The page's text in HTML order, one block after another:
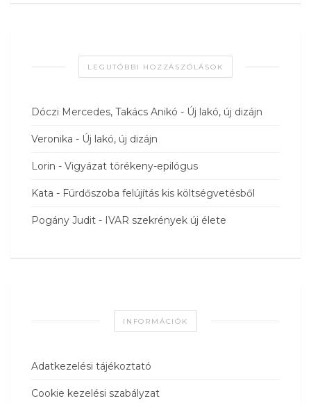
LEGUTÓBBI HOZZÁSZÓLÁSOK
Dóczi Mercedes, Takács Anikó - Új lakó, új dizájn
Veronika - Új lakó, új dizájn
Lorin - Vigyázat törékeny-epilógus
Kata - Fürdőszoba felújítás kis költségvetésből
Pogány Judit - IVAR szekrények új élete
INFORMÁCIÓK
Adatkezelési tájékoztató
Cookie kezelési szabályzat